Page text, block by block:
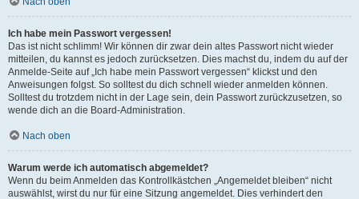
Ich habe mein Passwort vergessen!
Das ist nicht schlimm! Wir können dir zwar dein altes Passwort nicht wieder
mitteilen, du kannst es jedoch zurücksetzen. Dies machst du, indem du auf der
Anmelde-Seite auf „Ich habe mein Passwort vergessen“ klickst und den
Anweisungen folgst. So solltest du dich schnell wieder anmelden können.
Solltest du trotzdem nicht in der Lage sein, dein Passwort zurückzusetzen, so
wende dich an die Board-Administration.
Nach oben
Warum werde ich automatisch abgemeldet?
Wenn du beim Anmelden das Kontrollkästchen „Angemeldet bleiben“ nicht
auswählst, wirst du nur für eine Sitzung angemeldet. Dies verhindert den